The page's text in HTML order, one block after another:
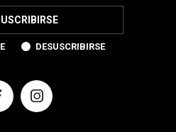
DESUSCRIBIRSE